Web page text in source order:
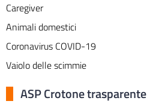
Caregiver
Animali domestici
Coronavirus COVID-19
Vaiolo delle scimmie
ASP Crotone trasparente